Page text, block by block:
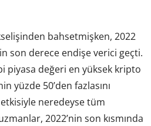
bahsetmişken, 2022
son derece endişe verici geçti.
piyasa değeri en yüksek kripto
yüzde 50’den fazlasını
neredeyse tüm
2022’nin son kısmında